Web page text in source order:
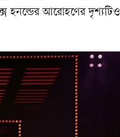
হনল্ডের আরোহণের দৃশ্যটিও